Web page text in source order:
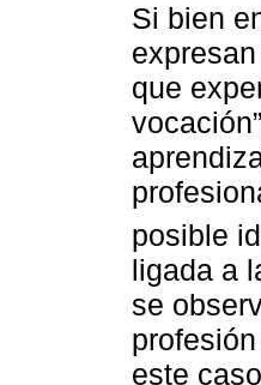
Si bien
que
posible
ligada a
se
este